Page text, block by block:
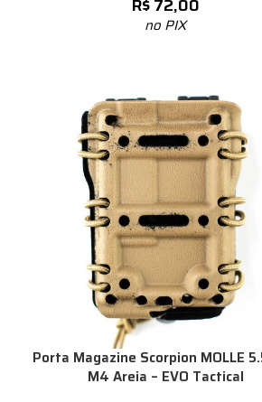
R$72,00
no PIX
Porta Magazine Scorpion MOLLE
M4 Areia – EVO Tactical